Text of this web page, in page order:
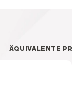
ÄQUIVALENTE